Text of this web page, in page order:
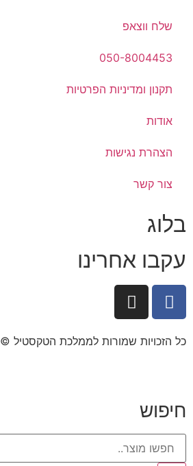
שלח ווצאפ
050-8004453
תקנון ומדיניות הפרטיות
אודות
הצהרת נגישות
צור קשר
בלוג
עקבו אחרינו
כל הזכויות שמורות לממלכת הטקסטיל ©​
חיפוש